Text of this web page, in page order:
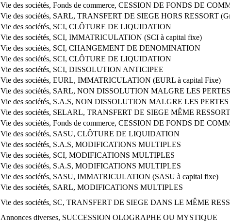
Vie des sociétés, Fonds de commerce, CESSION DE FONDS DE
Vie des sociétés, SARL, TRANSFERT DE SIEGE HORS RESSORT
Vie des sociétés, SCI, CLÔTURE DE LIQUIDATION
Vie des sociétés, SCI, IMMATRICULATION (SCI à capital fixe)
Vie des sociétés, SCI, CHANGEMENT DE DENOMINATION
Vie des sociétés, SCI, CLÔTURE DE LIQUIDATION
Vie des sociétés, SCI, DISSOLUTION ANTICIPEE
Vie des sociétés, EURL, IMMATRICULATION (EURL à capital Fixe)
Vie des sociétés, SARL, NON DISSOLUTION MALGRE LES PERTES
Vie des sociétés, S.A.S, NON DISSOLUTION MALGRE LES PERTES
Vie des sociétés, SELARL, TRANSFERT DE SIEGE MÊME RESSORT
Vie des sociétés, Fonds de commerce, CESSION DE FONDS DE
Vie des sociétés, SASU, CLÔTURE DE LIQUIDATION
Vie des sociétés, S.A.S, MODIFICATIONS MULTIPLES
Vie des sociétés, SCI, MODIFICATIONS MULTIPLES
Vie des sociétés, S.A.S, MODIFICATIONS MULTIPLES
Vie des sociétés, SASU, IMMATRICULATION (SASU à capital fixe)
Vie des sociétés, SARL, MODIFICATIONS MULTIPLES
Vie des sociétés, SC, TRANSFERT DE SIEGE DANS LE MÊME
Annonces diverses, SUCCESSION OLOGRAPHE OU MYSTIQUE